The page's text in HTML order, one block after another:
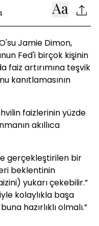
Jamie Dimon,
Fed'i birçok kişinin
faiz artırımına teşvik
kanıtlamasının
faizlerinin yüzde
akıllıca
gerçekleştirilen bir
beklentinin
yukarı çekebilir.”
kolaylıkla başa
hazırlıklı olmalı.”